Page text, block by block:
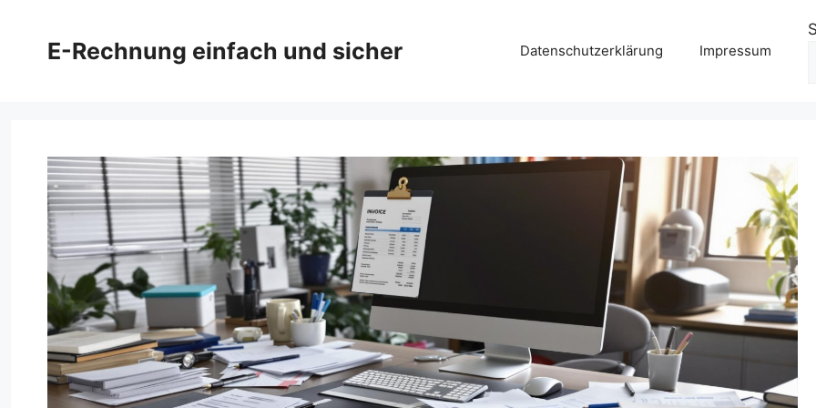
springenE-Rechnung einfach und sicher Datenschutzerklärung Impressum